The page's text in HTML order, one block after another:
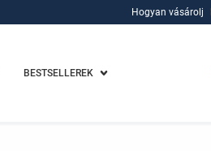
Hogyan vásárolj
BESTSELLEREK